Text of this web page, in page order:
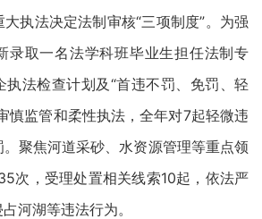
执法决定法制审核“三项制度”。为强
录取一名法学科班毕业生担任法制专
执法检查计划及“首违不罚、免罚、轻
慎监管和柔性执法，全年对7起轻微违
聚焦河道采砂、水资源管理等重点领
次，受理处置相关线索10起，依法严
河湖等违法行为。